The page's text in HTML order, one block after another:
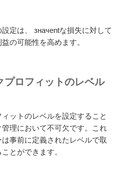
定は、 значentな損失に対して
の可能性を高めます。
プロフィットのレベル
ットのレベルを設定すること
理において不可欠です。これ
事前に定義されたレベルで取
とができます。